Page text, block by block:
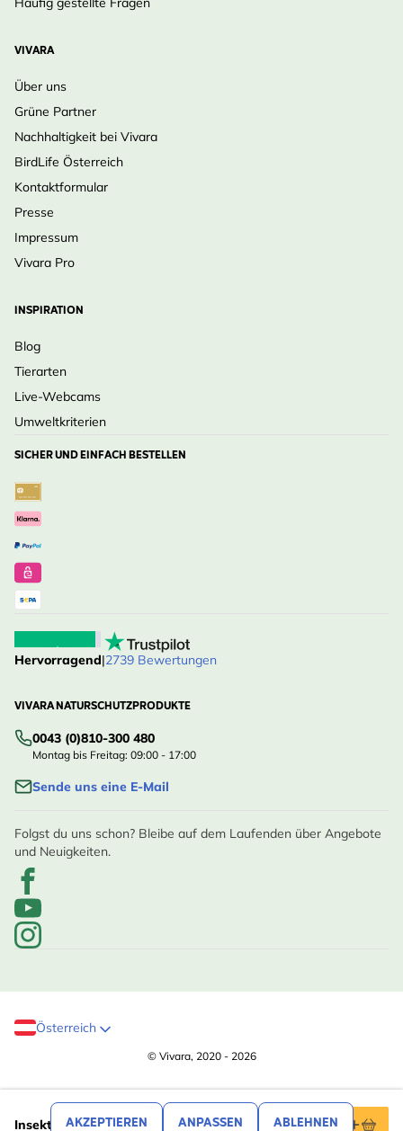
AKZEPTIEREN ANPASSEN ABLEHNEN
Insektenhotel WoodStone "Isabela", hellgrau
VIVARA
Über uns
Grüne Partner
Nachhaltigkeit bei Vivara
BirdLife Österreich
Kontaktformular
Presse
Impressum
Vivara Pro
INSPIRATION
Blog
Tierarten
Live-Webcams
Umweltkriterien
SICHER UND EINFACH BESTELLEN
Hervorragend|2739 Bewertungen
VIVARA NATURSCHUTZPRODUKTE
0043 (0)810-300 480
Montag bis Freitag: 09:00 - 17:00
Sende uns eine E-Mail
Folgst du uns schon? Bleibe auf dem Laufenden über Angebote
und Neuigkeiten.
Österreich
© Vivara, 2020 - 2026